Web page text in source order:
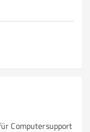
Computersupport